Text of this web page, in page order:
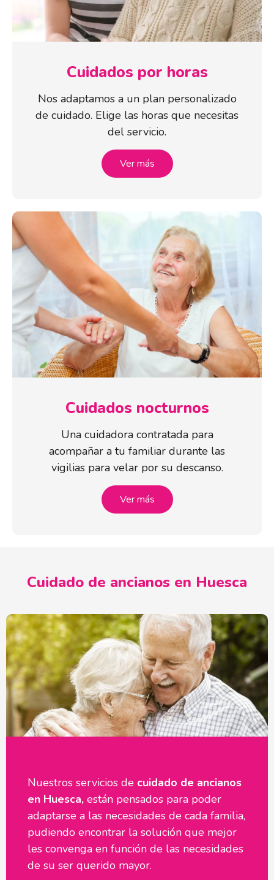
Cuidados por horas
Nos adaptamos a un plan personalizado
de cuidado. Elige las horas que necesitas
del servicio.
Ver más
Cuidados nocturnos
Una cuidadora contratada para
acompañar a tu familiar durante las
vigilias para velar por su descanso.
Ver más
Cuidado de ancianos en Huesca
Nuestros servicios de cuidado de ancianos
en Huesca, están pensados para poder
adaptarse a las necesidades de cada familia,
pudiendo encontrar la solución que mejor
les convenga en función de las necesidades
de su ser querido mayor.